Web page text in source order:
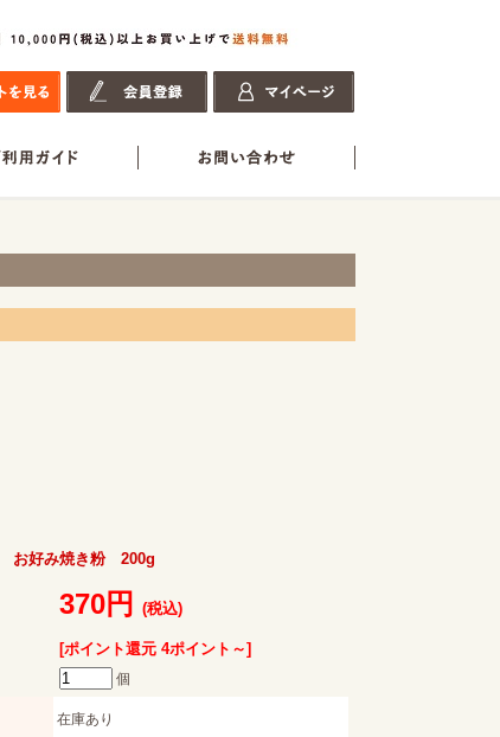
お好み焼き粉 200g
370円 (税込)
[ポイント還元 4ポイント～]
個
在庫あり